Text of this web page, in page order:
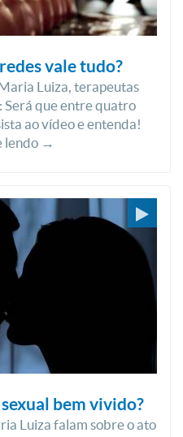
vale tudo?
Luiza, terapeutas
que entre quatro
ao vídeo e entenda!
lendo →
bem vivido?
Luiza falam sobre o ato